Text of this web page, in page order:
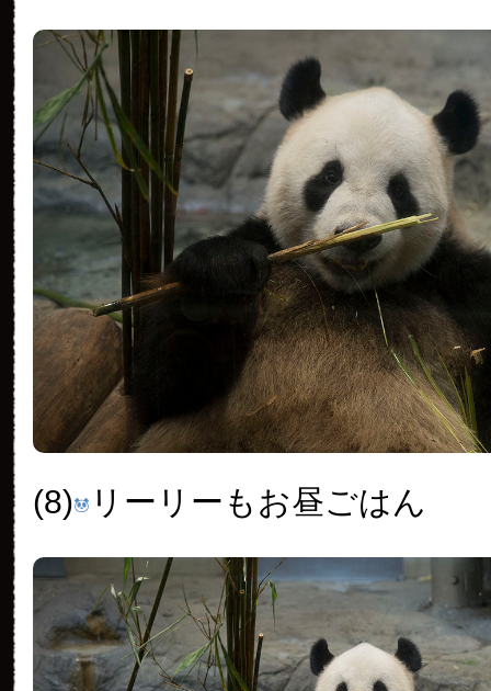
(8) リーリーもお昼ごはん